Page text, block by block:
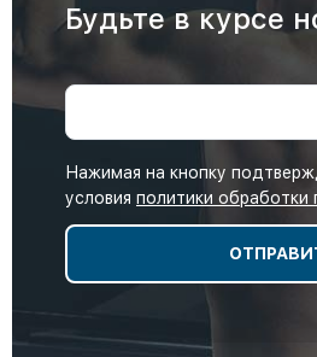
Будьте в курсе
Нажимая на кнопку
условия политики обработки